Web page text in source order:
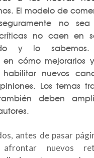
El modelo de
no sea
críticas no caen en
y lo sabemos.
en cómo mejorarlos
nuevos
Los temas
deben
antes de pasar
nuevos